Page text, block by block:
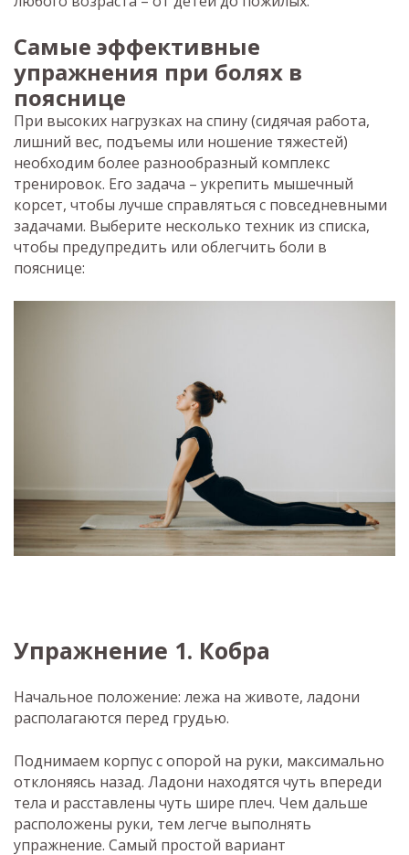
Самые эффективные
упражнения при болях в
пояснице
При высоких нагрузках на спину (сидячая работа,
лишний вес, подъемы или ношение тяжестей)
необходим более разнообразный комплекс
тренировок. Его задача – укрепить мышечный
корсет, чтобы лучше справляться с повседневными
задачами. Выберите несколько техник из списка,
чтобы предупредить или облегчить боли в
пояснице:
Упражнение 1. Кобра
Начальное положение: лежа на животе, ладони
располагаются перед грудью.
Поднимаем корпус с опорой на руки, максимально
отклоняясь назад. Ладони находятся чуть впереди
тела и расставлены чуть шире плеч. Чем дальше
расположены руки, тем легче выполнять
упражнение. Самый простой вариант